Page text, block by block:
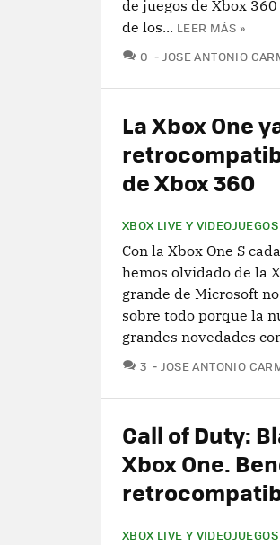
de juegos de Xbox
de los... LEER MÁS »
0 COMENTARIOS
JOSE ANTONIO
La Xbox One
de Xbox 360
XBOX LIVE Y VIDEOJUEGOS
Con la Xbox One S
hemos olvidado de la
grande de Microsoft
sobre todo porque la
grandes novedades
3 COMENTARIOS
JOSE ANTONIO
Call of Duty:
Xbox One.
XBOX LIVE Y VIDEOJUEGOS